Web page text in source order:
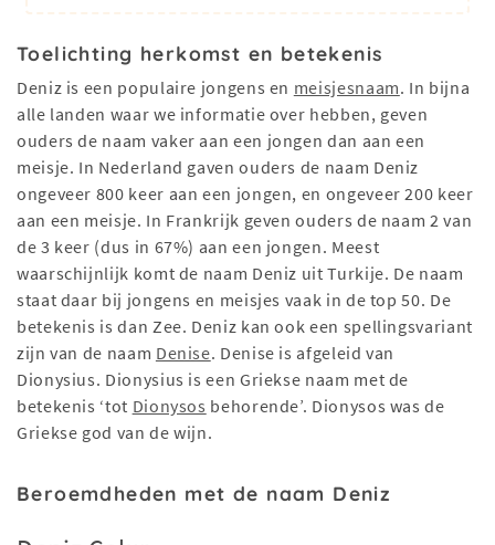
Toelichting herkomst en betekenis
Deniz is een populaire jongens en meisjesnaam. In bijna
alle landen waar we informatie over hebben, geven
ouders de naam vaker aan een jongen dan aan een
meisje. In Nederland gaven ouders de naam Deniz
ongeveer 800 keer aan een jongen, en ongeveer 200 keer
aan een meisje. In Frankrijk geven ouders de naam 2 van
de 3 keer (dus in 67%) aan een jongen. Meest
waarschijnlijk komt de naam Deniz uit Turkije. De naam
staat daar bij jongens en meisjes vaak in de top 50. De
betekenis is dan Zee. Deniz kan ook een spellingsvariant
zijn van de naam Denise. Denise is afgeleid van
Dionysius. Dionysius is een Griekse naam met de
betekenis ‘tot Dionysos behorende’. Dionysos was de
Griekse god van de wijn.
Beroemdheden met de naam Deniz